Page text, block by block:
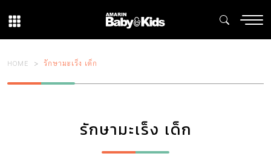
HOME รักษามะเร็ง เด็ก
รักษามะเร็ง เด็ก